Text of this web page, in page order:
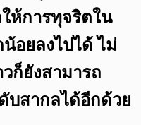
ห้การทุจริตใน
อยลงไปได้ ไม่
ก็ยังสามารถ
บสากลได้อีกด้วย